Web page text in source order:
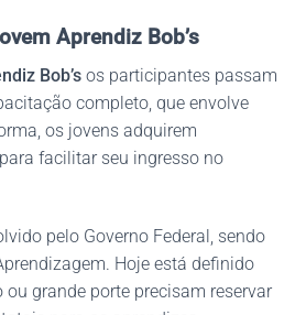
Aprendiz Bob’s
Bob’s os participantes passam
completo, que envolve
os jovens adquirem
facilitar seu ingresso no
pelo Governo Federal, sendo
Hoje está definido
ou grande porte precisam reservar